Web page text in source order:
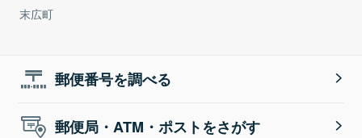
末広町
郵便番号を調べる
郵便局・ATM・ポストをさがす